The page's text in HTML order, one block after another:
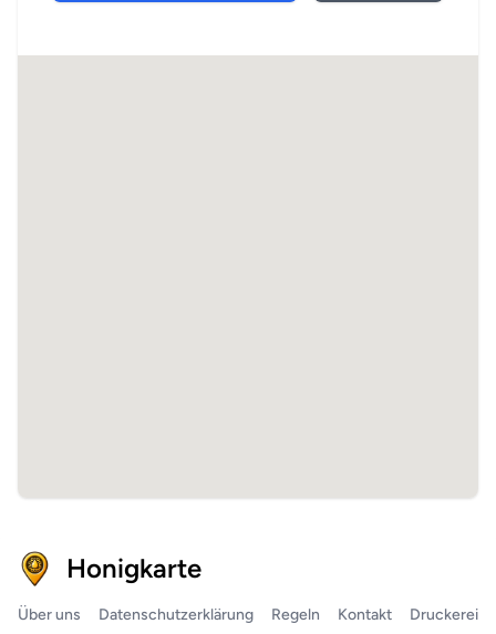
Honigkarte
Über uns Datenschutzerklärung Regeln Kontakt Druckerei